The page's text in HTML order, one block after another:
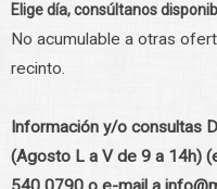
Elige día, consúltanos
No acumulable a otras
recinto.
Información y/o consultas
(Agosto L a V de 9 a 14h)